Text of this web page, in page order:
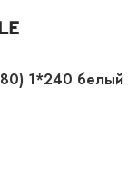
1*240 белый